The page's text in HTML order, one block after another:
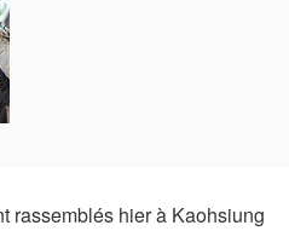
rassemblés hier à Kaohsiung